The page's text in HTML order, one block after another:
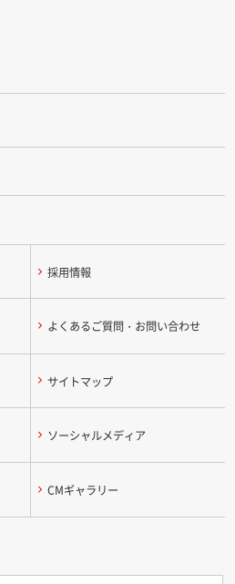
採用情報
よくあるご質問・お問い合わせ
サイトマップ
ソーシャルメディア
CMギャラリー